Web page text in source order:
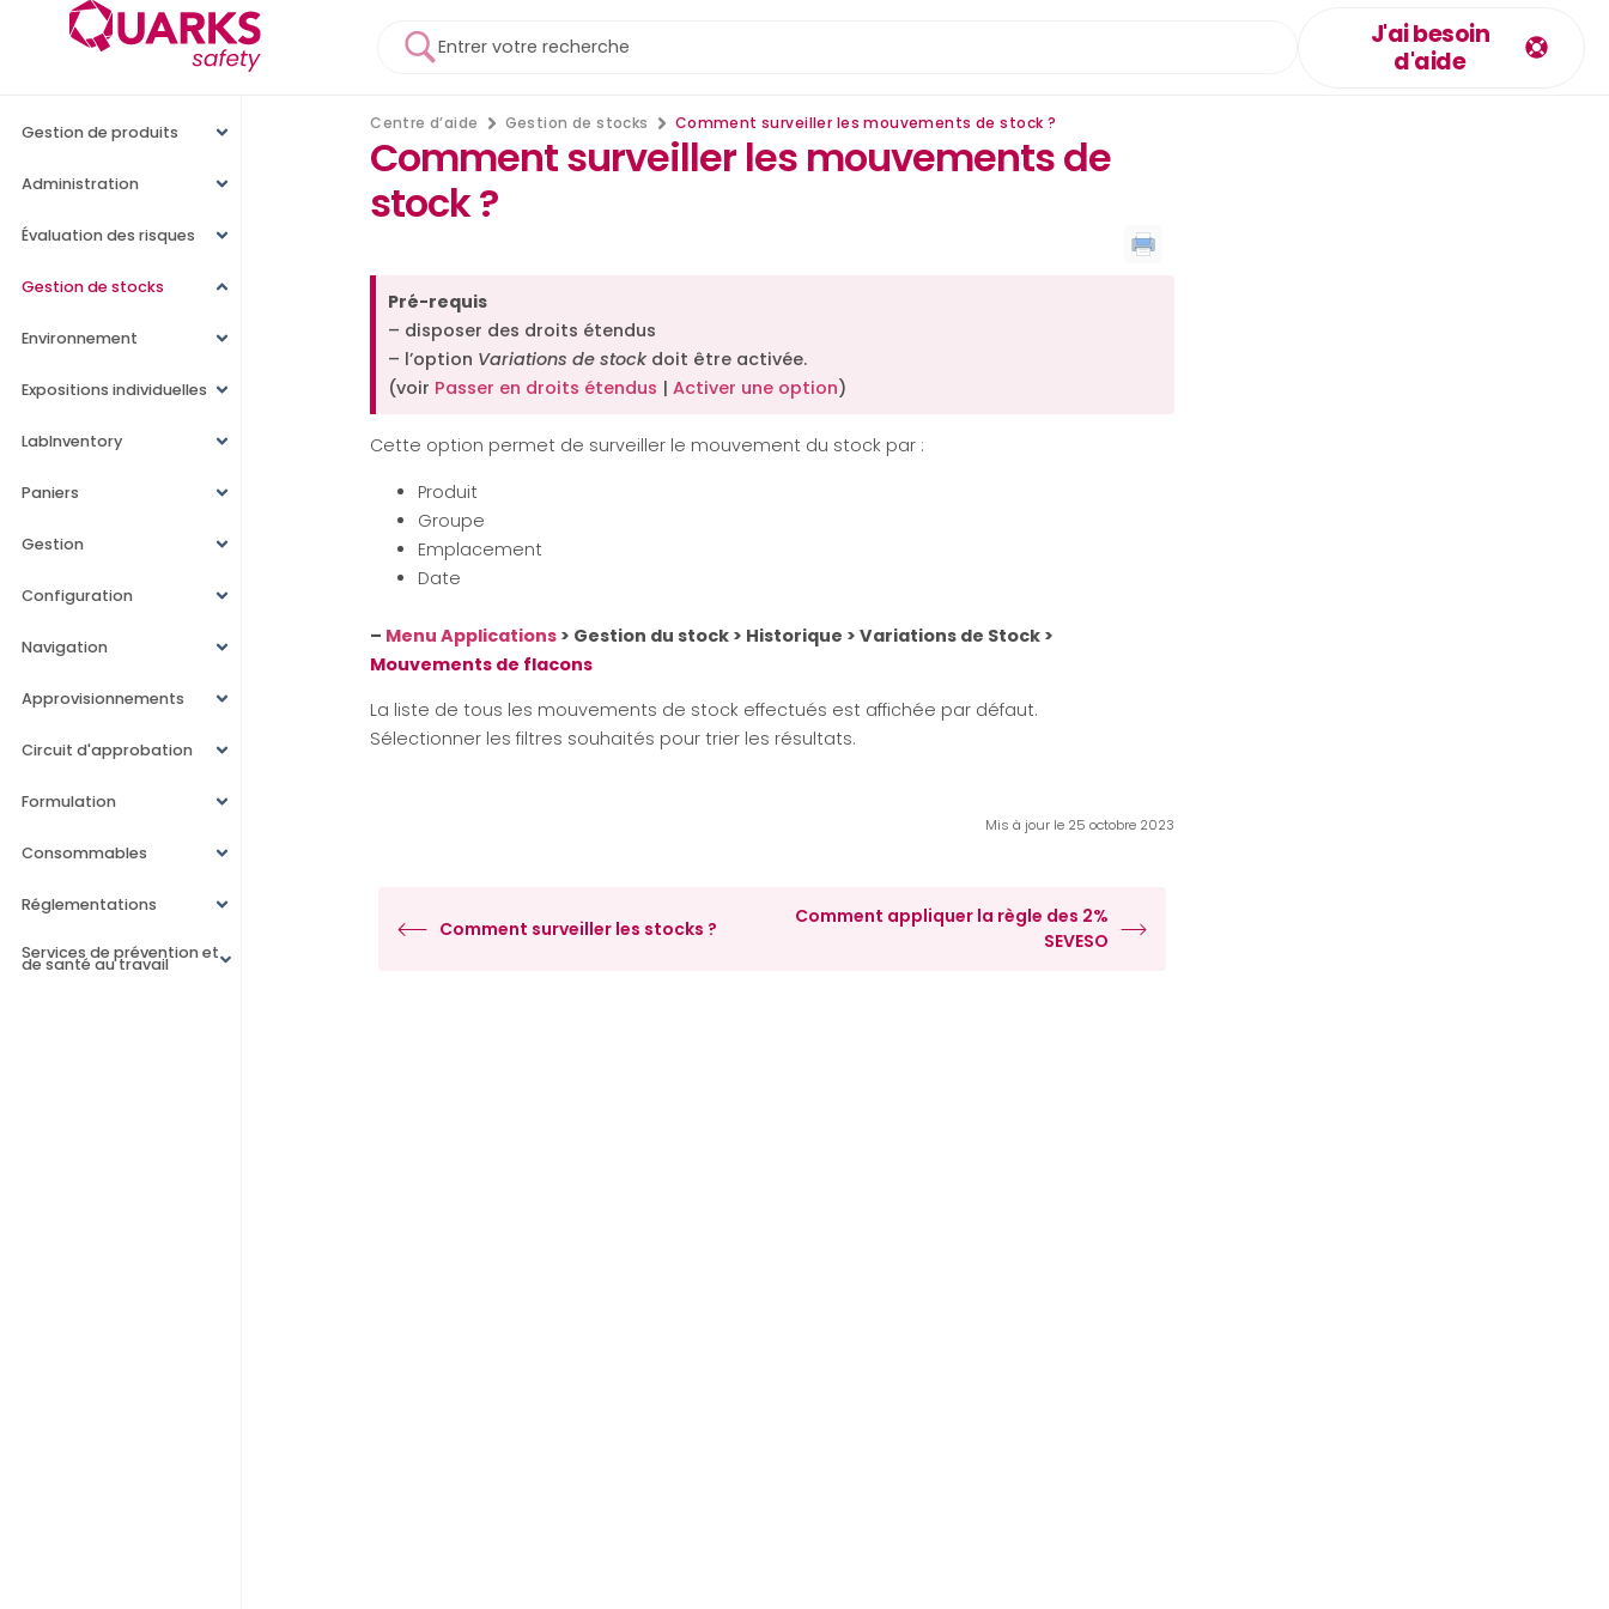
J'ai besoin
d'aide
Gestion de produits
Administration
Évaluation des risques
Gestion de stocks
Environnement
Expositions individuelles
LabInventory
Paniers
Gestion
Configuration
Navigation
Approvisionnements
Circuit d'approbation
Formulation
Consommables
Réglementations
Services de prévention et
de santé au travail
Centre d’aide Gestion de stocks Comment surveiller les mouvements de stock ?
Comment surveiller les mouvements de
stock ?
Pré-requis
– disposer des droits étendus
– l’option Variations de stock doit être activée.
(voir Passer en droits étendus |Activer une option)
Cette option permet de surveiller le mouvement du stock par :
Produit
Groupe
Emplacement
Date
– Menu Applications > Gestion du stock > Historique > Variations de Stock >
Mouvements de flacons
La liste de tous les mouvements de stock effectués est affichée par défaut.
Sélectionner les filtres souhaités pour trier les résultats.
Mis à jour le 25 octobre 2023
Comment surveiller les stocks ?
Comment appliquer la règle des 2%
SEVESO